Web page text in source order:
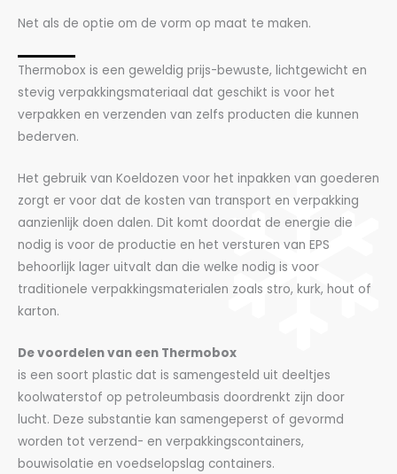
Net als de optie om de vorm op maat te maken.
Thermobox is een geweldig prijs-bewuste, lichtgewicht en
stevig verpakkingsmateriaal dat geschikt is voor het
verpakken en verzenden van zelfs producten die kunnen
bederven.
Het gebruik van Koeldozen voor het inpakken van goederen
zorgt er voor dat de kosten van transport en verpakking
aanzienlijk doen dalen. Dit komt doordat de energie die
nodig is voor de productie en het versturen van EPS
behoorlijk lager uitvalt dan die welke nodig is voor
traditionele verpakkingsmaterialen zoals stro, kurk, hout of
karton.
De voordelen van een Thermobox
is een soort plastic dat is samengesteld uit deeltjes
koolwaterstof op petroleumbasis doordrenkt zijn door
lucht. Deze substantie kan samengeperst of gevormd
worden tot verzend- en verpakkingscontainers,
bouwisolatie en voedselopslag containers.